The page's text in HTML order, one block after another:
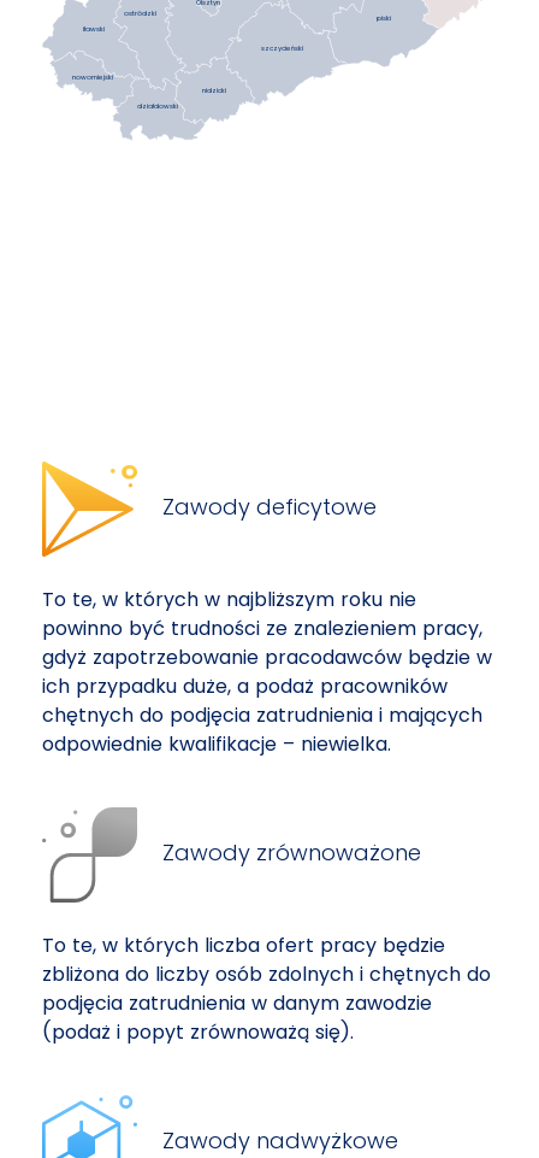
działdowski
iławski
nidzicki
nowomiejski
ostródzki piski
szczycieński
Olsztyn
Zawody deficytowe
To te, w których w najbliższym roku nie
powinno być trudności ze znalezieniem pracy,
gdyż zapotrzebowanie pracodawców będzie w
ich przypadku duże, a podaż pracowników
chętnych do podjęcia zatrudnienia i mających
odpowiednie kwalifikacje – niewielka.
Zawody zrównoważone
To te, w których liczba ofert pracy będzie
zbliżona do liczby osób zdolnych i chętnych do
podjęcia zatrudnienia w danym zawodzie
(podaż i popyt zrównoważą się).
Zawody nadwyżkowe